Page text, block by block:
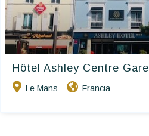
Hôtel Ashley Centre Gare
Le Mans Francia